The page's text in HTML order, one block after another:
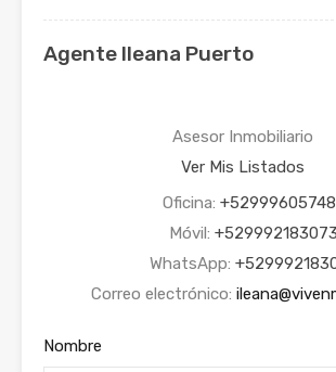
Agente Ileana Puerto
Asesor Inmobiliario
Ver Mis Listados
Oficina:
Móvil: +529992183073
WhatsApp:
Correo electrónico:
Nombre